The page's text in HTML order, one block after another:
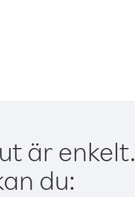
är enkelt.
du: